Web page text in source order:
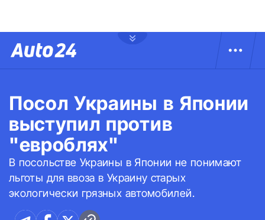
Посол Украины в Японии
выступил против
"евроблях"
В посольстве Украины в Японии не понимают
льготы для ввоза в Украину старых
экологически грязных автомобилей.